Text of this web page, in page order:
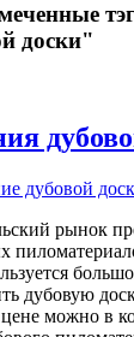
доски"
дубовой
рынок
дубовую
можно в